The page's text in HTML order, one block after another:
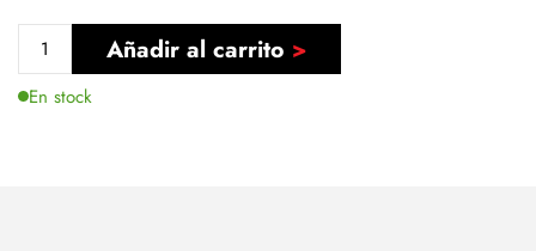
Añadir al carrito
En stock